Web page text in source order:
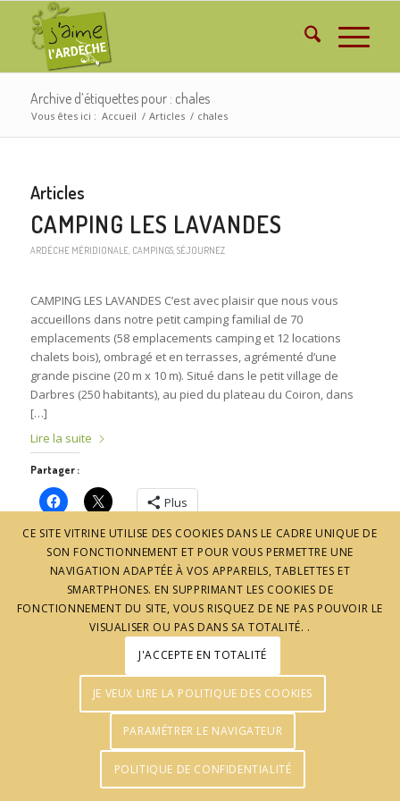
Archive d’étiquettes pour : chales
Vous êtes ici : Accueil / Articles / chales
Articles
CAMPING LES LAVANDES
ARDÈCHE MÉRIDIONALE, CAMPINGS, SÉJOURNEZ
CAMPING LES LAVANDES C’est avec plaisir que nous vous
accueillons dans notre petit camping familial de 70
emplacements (58 emplacements camping et 12 locations
chalets bois), ombragé et en terrasses, agrémenté d’une
grande piscine (20 m x 10 m). Situé dans le petit village de
Darbres (250 habitants), au pied du plateau du Coiron, dans
[…]
Lire la suite
Partager :
Plus
© J'aime l'Ardèche - Réalisation :Agence Pomclic
CE SITE VITRINE UTILISE DES COOKIES DANS LE CADRE UNIQUE DE
SON FONCTIONNEMENT ET POUR VOUS PERMETTRE UNE
NAVIGATION ADAPTÉE À VOS APPAREILS, TABLETTES ET
SMARTPHONES. EN SUPPRIMANT LES COOKIES DE
FONCTIONNEMENT DU SITE, VOUS RISQUEZ DE NE PAS POUVOIR LE
VISUALISER OU PAS DANS SA TOTALITÉ. .
J'ACCEPTE EN TOTALITÉ
JE VEUX LIRE LA POLITIQUE DES COOKIES
PARAMÉTRER LE NAVIGATEUR
POLITIQUE DE CONFIDENTIALITÉ